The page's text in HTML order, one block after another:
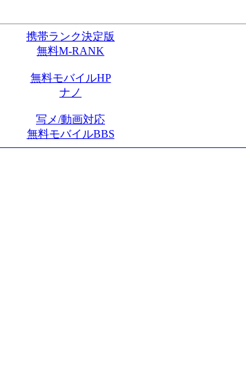
携帯ランク決定版
無料M-RANK
無料モバイルHP
ナノ
写メ/動画対応
無料モバイルBBS